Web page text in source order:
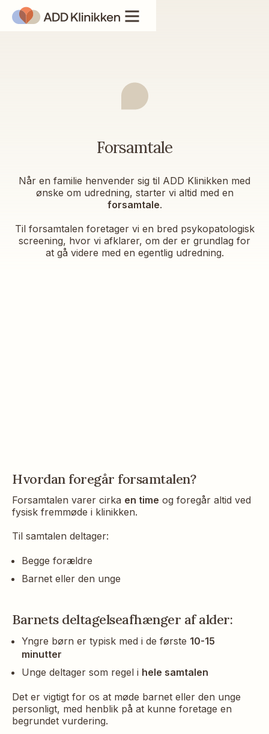
Forsamtale
Når en familie henvender sig til ADD Klinikken med
ønske om udredning, starter vi altid med en
forsamtale.
Til forsamtalen foretager vi en bred psykopatologisk
screening, hvor vi afklarer, om der er grundlag for
at gå videre med en egentlig udredning.
Hvordan foregår forsamtalen?
Forsamtalen varer cirka en time og foregår altid ved
fysisk fremmøde i klinikken.
Til samtalen deltager:
Begge forældre
Barnet eller den unge
Barnets deltagelseafhænger af alder:
Yngre børn er typisk med i de første 10-15
minutter
Unge deltager som regel i hele samtalen
Det er vigtigt for os at møde barnet eller den unge
personligt, med henblik på at kunne foretage en
begrundet vurdering.